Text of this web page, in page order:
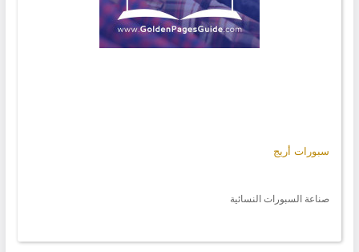
سبورات أريج
صناعة السبورات النسائية